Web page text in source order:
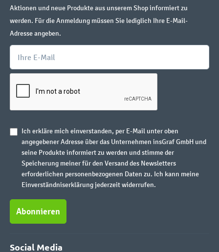
Aktionen und neue Produkte aus unserem Shop informiert zu
werden. Für die Anmeldung müssen Sie lediglich Ihre E-Mail-
Adresse angeben.
Ich erkläre mich einverstanden, per E-Mail unter oben
angegebener Adresse über das Unternehmen insGraf GmbH und
seine Produkte informiert zu werden und stimme der
Speicherung meiner für den Versand des Newsletters
erforderlichen personenbezogenen Daten zu. Ich kann meine
Einverständniserklärung jederzeit widerrufen.
Abonnieren
Social Media